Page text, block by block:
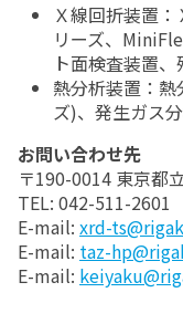
Ｘ線回折装置
リーズ、
ト面検査装置
熱分析装置：
ズ)、発生ガス
お問い合わせ先
〒190-0014 東京都
TEL: 042-511-2601
E-mail: xrd-
E-mail: taz-
E-mail: